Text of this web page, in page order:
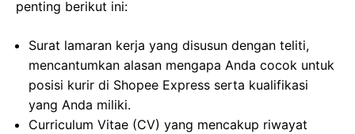
penting berikut ini:
Surat lamaran kerja yang disusun dengan teliti,
mencantumkan alasan mengapa Anda cocok untuk
posisi kurir di Shopee Express serta kualifikasi
yang Anda miliki.
Curriculum Vitae (CV) yang mencakup riwayat